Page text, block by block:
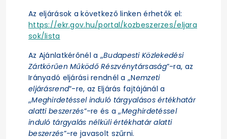
Az eljárások a következő linken érhetők el:
https://ekr.gov.hu/portal/kozbeszerzes/eljara
sok/lista
Az Ajánlatkérőnél a „Budapesti Közlekedési
Zártkörűen Működő Részvénytársaság”-ra, az
Irányadó eljárási rendnél a „Nemzeti
eljárásrend”-re, az Eljárás fajtájánál a
„Meghirdetéssel induló tárgyalásos értékhatár
alatti beszerzés”-re és a „Meghirdetéssel
induló tárgyalás nélküli értékhatár alatti
beszerzés”-re javasolt szűrni.